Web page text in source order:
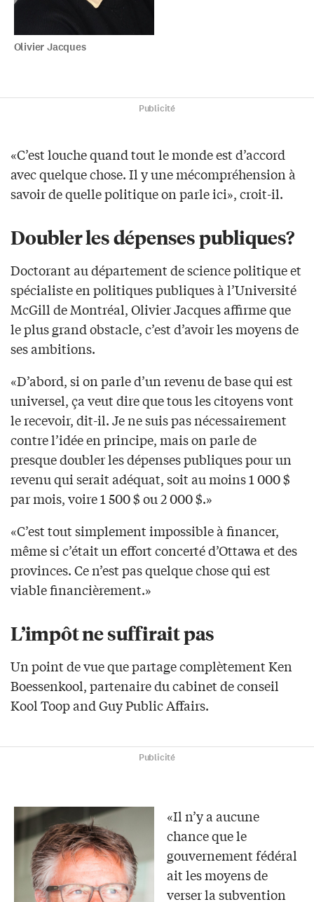
Olivier Jacques
Publicité
«C’est louche quand tout le monde est d’accord
avec quelque chose. Il y une mécompréhension à
savoir de quelle politique on parle ici», croit-il.
Doubler les dépenses publiques?
Doctorant au département de science politique et
spécialiste en politiques publiques à l’Université
McGill de Montréal, Olivier Jacques affirme que
le plus grand obstacle, c’est d’avoir les moyens de
ses ambitions.
«D’abord, si on parle d’un revenu de base qui est
universel, ça veut dire que tous les citoyens vont
le recevoir, dit-il. Je ne suis pas nécessairement
contre l’idée en principe, mais on parle de
presque doubler les dépenses publiques pour un
revenu qui serait adéquat, soit au moins 1 000 $
par mois, voire 1 500 $ ou 2 000 $.»
«C’est tout simplement impossible à financer,
même si c’était un effort concerté d’Ottawa et des
provinces. Ce n’est pas quelque chose qui est
viable financièrement.»
L’impôt ne suffirait pas
Un point de vue que partage complètement Ken
Boessenkool, partenaire du cabinet de conseil
Kool Toop and Guy Public Affairs.
Publicité
«Il n’y a aucune
chance que le
gouvernement fédéral
ait les moyens de
verser la subvention